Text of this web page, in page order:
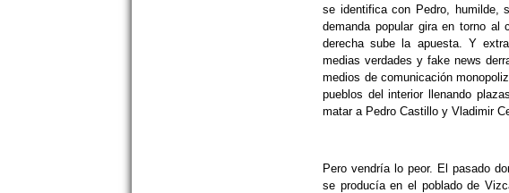
se identifica con Pedro, humilde,
demanda popular gira en torno al
derecha sube la apuesta. Y
medias verdades y fake news
medios de comunicación
pueblos del interior llenando
matar a Pedro Castillo y Vladimir
Pero vendría lo peor. El pasado
se producía en el poblado de